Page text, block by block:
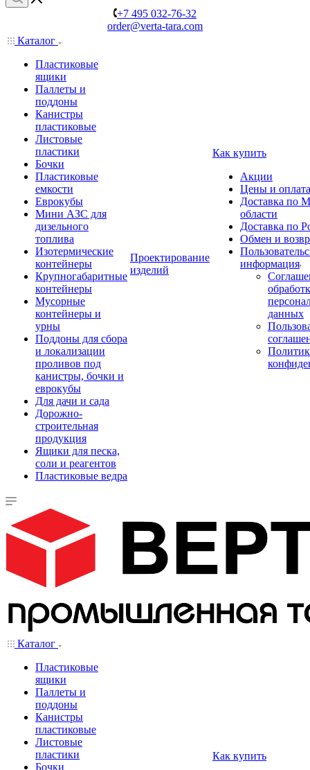
+7 495 032-76-32
order@verta-tara.com
Каталог
Пластиковые
ящики
Паллеты и
поддоны
Канистры
пластиковые
Листовые
пластики
Бочки
Пластиковые
емкости
Еврокубы
Мини АЗС для
дизельного
топлива
Изотермические
контейнеры
Крупногабаритные
контейнеры
Мусорные
контейнеры и
урны
Поддоны для сбора
и локализации
проливов под
канистры, бочки и
еврокубы
Для дачи и сада
Дорожно-
строительная
продукция
Ящики для песка,
соли и реагентов
Пластиковые ведра
Проектирование
изделий
Как купить
Акции
Цены и оплата
Доставка по
области
Доставка по
Обмен и
информация
данных
Каталог
Пластиковые
ящики
Паллеты и
поддоны
Канистры
пластиковые
Листовые
пластики
Бочки
Как купить